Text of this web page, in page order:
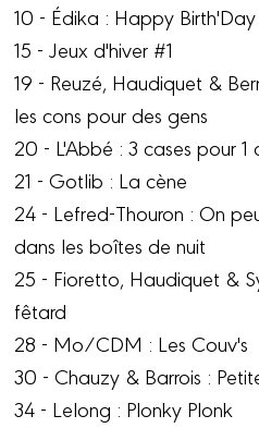
10 - Édika : Happy
15 - Jeux d'hiver #1
19 - Reuzé, Haudiquet &
les cons pour des gens
20 - L'Abbé : 3 cases pour 1
21 - Gotlib : La cène
24 - Lefred-Thouron : On
dans les boîtes de nuit
25 - Fioretto, Haudiquet &
fêtard
28 - Mo/CDM : Les Couv's
30 - Chauzy & Barrois :
34 - Lelong : Plonky Plonk